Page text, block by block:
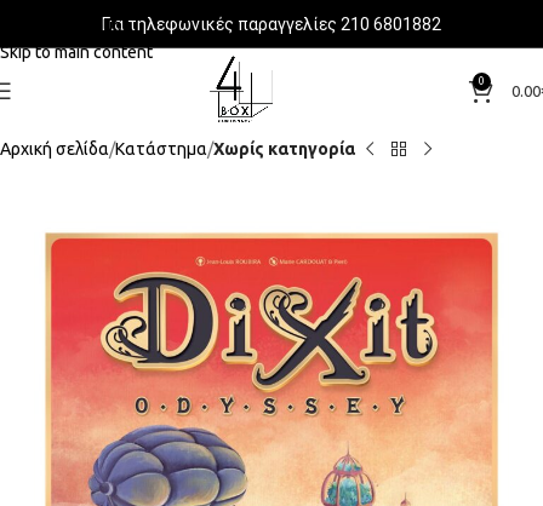
Skip to navigation
Skip to main content
Για τηλεφωνικές παραγγελίες 210 6801882
0
0.00
Αρχική σελίδα Κατάστημα Χωρίς κατηγορία